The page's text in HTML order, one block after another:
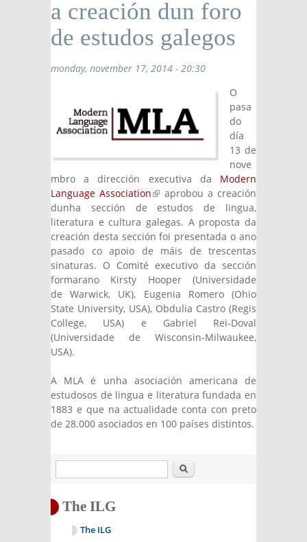
a creación dun foro
de estudos galegos
monday, november 17, 2014 - 20:30
O
pasa
do
día
13 de
nove
mbro a dirección executiva da Modern
Language Association(link is external)
aprobou a creación
dunha sección de estudos de lingua,
literatura e cultura galegas. A proposta da
creación desta sección foi presentada o ano
pasado co apoio de máis de trescentas
sinaturas. O Comité executivo da sección
formarano Kirsty Hooper (Universidade
de Warwick, UK), Eugenia Romero (Ohio
State University, USA), Obdulia Castro (Regis
College, USA) e Gabriel Rei-Doval
(Universidade de Wisconsin-Milwaukee,
USA).
A MLA é unha asociación americana de
estudosos de lingua e literatura fundada en
1883 e que na actualidade conta con preto
de 28.000 asociados en 100 países distintos.
Search
The ILG
The ILG